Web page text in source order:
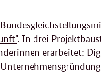
. In drei
erarbeitet: